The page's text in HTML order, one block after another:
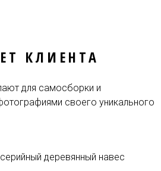
КЛИЕНТА
для самосборки и
своего уникального
деревянный навес